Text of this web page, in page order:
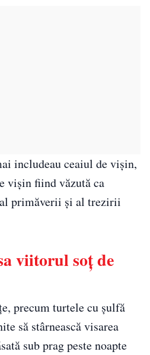
includeau ceaiul de vișin,
vișin fiind văzută ca
primăverii și al trezirii
viitorul soț de
precum turtele cu șulfă
să stârnească visarea
sub prag peste noapte